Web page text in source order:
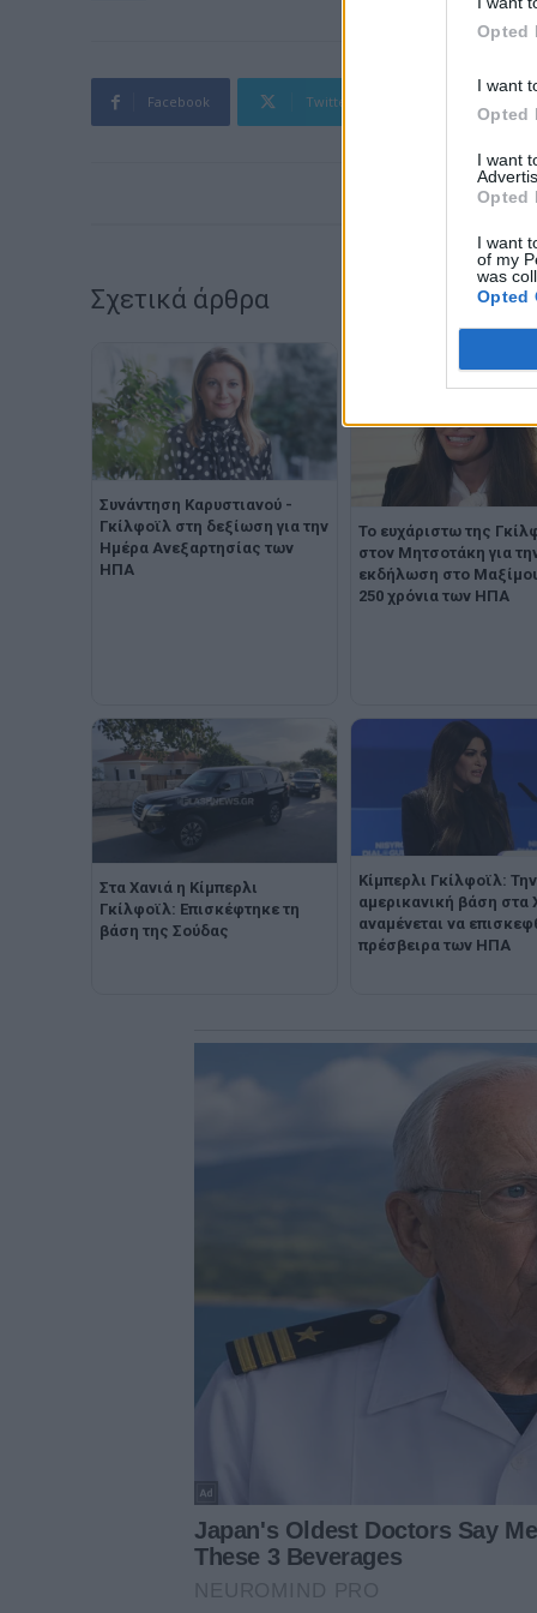
Opted
I want
Opted
I want
Opted
I want
of my
was
Opted
Facebook Twitter
Σχετικά άρθρα
Συνάντηση Καρυστιανού -
Γκίλφοϊλ στη δεξίωση για την
Ημέρα Ανεξαρτησίας των
ΗΠΑ
Το ευχάριστω της
στον Μητσοτάκη για
εκδήλωση στο Μαξίμου
250 χρόνια των ΗΠΑ
Στα Χανιά η Κίμπερλι
Γκίλφοϊλ: Επισκέφτηκε τη
βάση της Σούδας
Κίμπερλι Γκίλφοϊλ: Την
αμερικανική βάση στα
αναμένεται να
πρέσβειρα των ΗΠΑ